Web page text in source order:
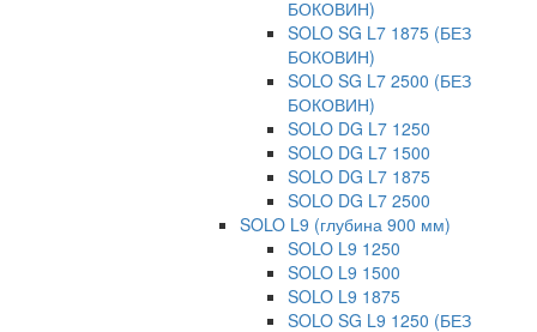
БОКОВИН)
SOLO SG L7 1875 (БЕЗ
БОКОВИН)
SOLO SG L7 2500 (БЕЗ
БОКОВИН)
SOLO DG L7 1250
SOLO DG L7 1500
SOLO DG L7 1875
SOLO DG L7 2500
SOLO L9 (глубина 900 мм)
SOLO L9 1250
SOLO L9 1500
SOLO L9 1875
SOLO SG L9 1250 (БЕЗ